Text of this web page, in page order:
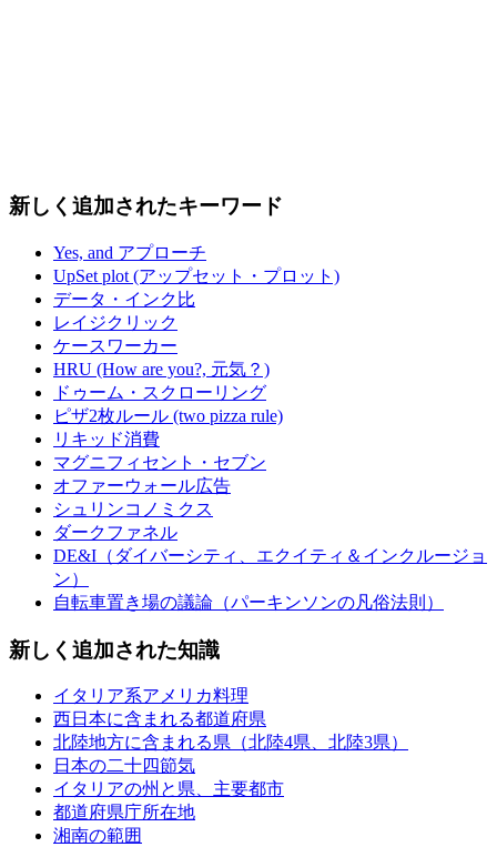
新しく追加されたキーワード
Yes, and アプローチ
UpSet plot (アップセット・プロット)
データ・インク比
レイジクリック
ケースワーカー
HRU (How are you?, 元気？)
ドゥーム・スクローリング
ピザ2枚ルール (two pizza rule)
リキッド消費
マグニフィセント・セブン
オファーウォール広告
シュリンコノミクス
ダークファネル
DE&I（ダイバーシティ、エクイティ＆インクルージョ
ン）
自転車置き場の議論（パーキンソンの凡俗法則）
新しく追加された知識
イタリア系アメリカ料理
西日本に含まれる都道府県
北陸地方に含まれる県（北陸4県、北陸3県）
日本の二十四節気
イタリアの州と県、主要都市
都道府県庁所在地
湘南の範囲